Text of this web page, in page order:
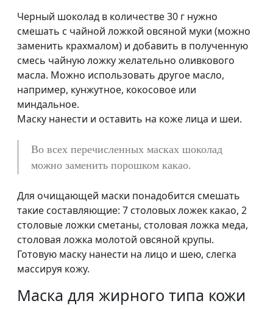
Черный шоколад в количестве 30 г нужно
смешать с чайной ложкой овсяной муки (можно
заменить крахмалом) и добавить в полученную
смесь чайную ложку желательно оливкового
масла. Можно использовать другое масло,
например, кунжутное, кокосовое или
миндальное.
Маску нанести и оставить на коже лица и шеи.
Во всех перечисленных масках шоколад
можно заменить порошком какао.
Для очищающей маски понадобится смешать
такие составляющие: 7 столовых ложек какао, 2
столовые ложки сметаны, столовая ложка меда,
столовая ложка молотой овсяной крупы.
Готовую маску нанести на лицо и шею, слегка
массируя кожу.
Маска для жирного типа кожи